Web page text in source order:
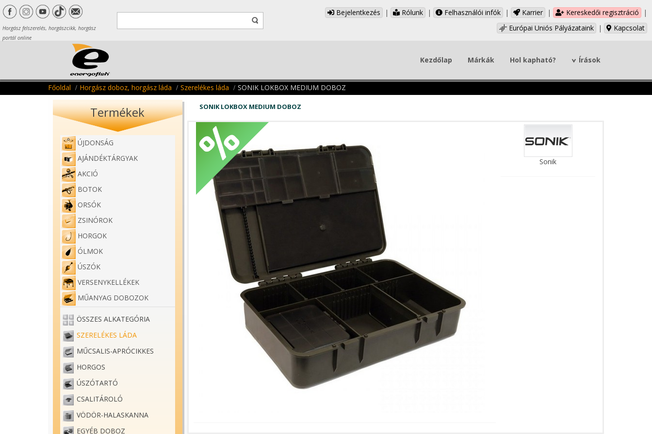
Horgász felszerelés, horgászcikk, horgász
portál online
Bejelentkezés | Rólunk | Felhasználói infók | Karrier | Kereskedői regisztráció
|
Európai Uniós Pályázataink
| Kapcsolat
Kezdőlap Márkák Hol kapható? Írások
Főoldal Horgász doboz, horgász láda Szerelékes láda SONIK LOKBOX MEDIUM DOBOZ
Termékek
ÚJDONSÁG
AJÁNDÉKTÁRGYAK
AKCIÓ
BOTOK
ORSÓK
ZSINÓROK
HORGOK
ÓLMOK
ÚSZÓK
VERSENYKELLÉKEK
MŰANYAG DOBOZOK
ÖSSZES ALKATEGÓRIA
SZERELÉKES LÁDA
MŰCSALIS-APRÓCIKKES
HORGOS
ÚSZÓTARTÓ
CSALITÁROLÓ
VÖDÖR-HALASKANNA
EGYÉB DOBOZ
SONIK LOKBOX MEDIUM DOBOZ
Sonik